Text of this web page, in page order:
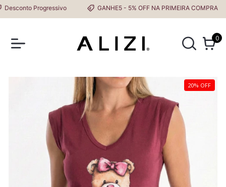
Progressivo GANHE5 - 5% OFF NA PRIMEIRA COMPRA
0
20% OFF